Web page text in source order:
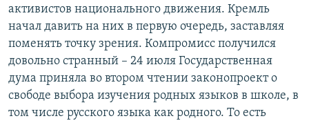
активистов национального движения. Кремль
начал давить на них в первую очередь, заставляя
поменять точку зрения. Компромисс получился
довольно странный – 24 июля Государственная
дума приняла во втором чтении законопроект о
свободе выбора изучения родных языков в школе, в
том числе русского языка как родного. То есть